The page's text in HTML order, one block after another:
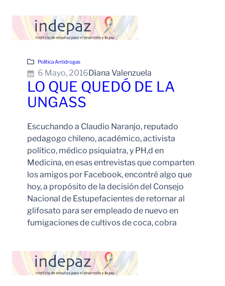
Política Antidrogas
6 Mayo, 2016Diana Valenzuela
LO QUE QUEDÓ DE LA
UNGASS
Escuchando a Claudio Naranjo, reputado
pedagogo chileno, académico, activista
político, médico psiquiatra, y PH,d en
Medicina, en esas entrevistas que comparten
los amigos por Facebook, encontré algo que
hoy, a propósito de la decisión del Consejo
Nacional de Estupefacientes de retornar al
glifosato para ser empleado de nuevo en
fumigaciones de cultivos de coca, cobra